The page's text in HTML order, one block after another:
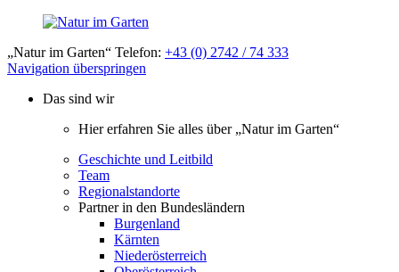
„Natur im Garten“ Telefon: +43 (0) 2742 / 74 333
Navigation überspringen
Das sind wir
Hier erfahren Sie alles über „Natur im Garten“
Geschichte und Leitbild
Team
Regionalstandorte
Partner in den Bundesländern
Burgenland
Kärnten
Niederösterreich